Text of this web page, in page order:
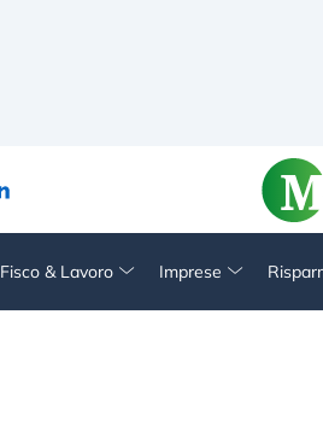
Fisco & Lavoro Imprese